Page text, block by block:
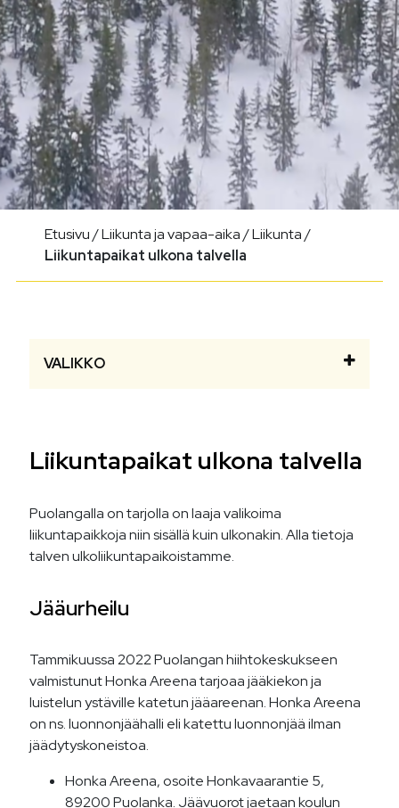
Etusivu/Liikunta ja vapaa-aika/Liikunta/
Liikuntapaikat ulkona talvella
VALIKKO
Liikuntapaikat ulkona talvella
Puolangalla on tarjolla on laaja valikoima
liikuntapaikkoja niin sisällä kuin ulkonakin. Alla tietoja
talven ulkoliikuntapaikoistamme.
Jääurheilu
Tammikuussa 2022 Puolangan hiihtokeskukseen
valmistunut Honka Areena tarjoaa jääkiekon ja
luistelun ystäville katetun jääareenan. Honka Areena
on ns. luonnonjäähalli eli katettu luonnonjää ilman
jäädytyskoneistoa.
Honka Areena, osoite Honkavaarantie 5,
89200 Puolanka. Jäävuorot jaetaan koulun